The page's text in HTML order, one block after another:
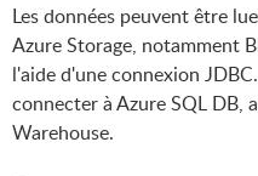
Les données peuvent être
Azure Storage, notamment
l'aide d'une connexion
connecter à Azure SQL DB,
Warehouse.